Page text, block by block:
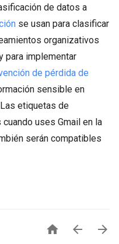
de datos a
se usan para clasificar
organizativos
para implementar
de pérdida de
sensible en
etiquetas de
uses Gmail en la
serán compatibles
  